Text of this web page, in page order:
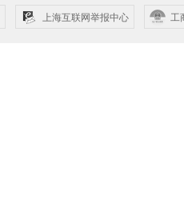
上海互联网举报中心 工